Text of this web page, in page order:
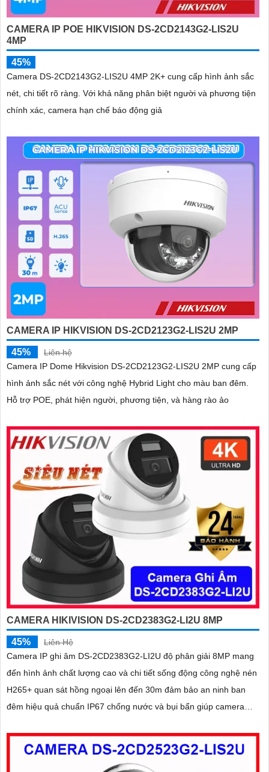
CAMERA IP POE HIKVISION DS-2CD2143G2-LIS2U
4MP
45%
Camera DS-2CD2143G2-LIS2U 4MP 2K+ cung cấp hình ảnh sắc
nét, chi tiết rõ ràng. Với khả năng phân biệt người và phương tiện
chính xác, camera hạn chế báo động giả
CAMERA IP HIKVISION DS-2CD2123G2-LIS2U 2MP
45%
Liên hệ
Camera IP Dome Hikvision DS-2CD2123G2-LIS2U 2MP cung cấp
hình ảnh sắc nét với công nghệ Hybrid Light cho màu ban đêm.
Hỗ trợ POE, phát hiện người, phương tiện, và hàng rào ảo
CAMERA HIKIVISION DS-2CD2383G2-LI2U 8MP
45%
Liên Hệ
Camera IP ghi âm DS-2CD2383G2-LI2U độ phân giải 8MP mang
đến hình ảnh chất lượng cao và chi tiết sống động công nghệ nén
H265+ quan sát hồng ngoại lên đến 30m đảm bảo an ninh ban
đêm hiệu quả chuẩn IP67 chống nước và bụi bẩn giúp camera